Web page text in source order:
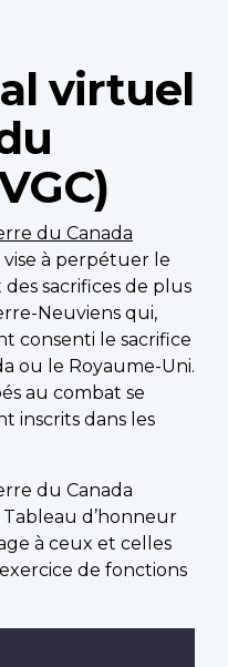
virtuel
du Canada
à perpétuer le
sacrifices de plus
Neuviens qui,
consenti le sacrifice
ou le Royaume-Uni.
au combat se
inscrits dans les
du Canada
d’honneur
à ceux et celles
de fonctions